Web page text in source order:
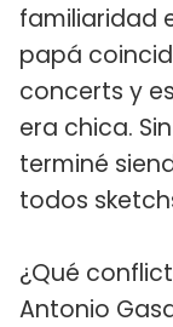
familiaridad
papá
concerts y
era chica.
terminé
todos
¿Qué
Antonio